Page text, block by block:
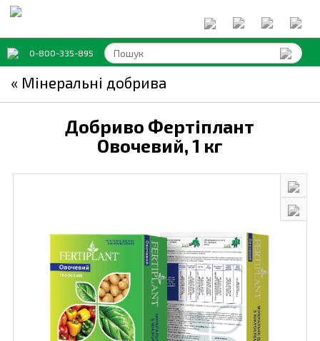
0-800-335-895
« Мінеральні добрива
Добриво Фертіплант
Овочевий, 1 кг